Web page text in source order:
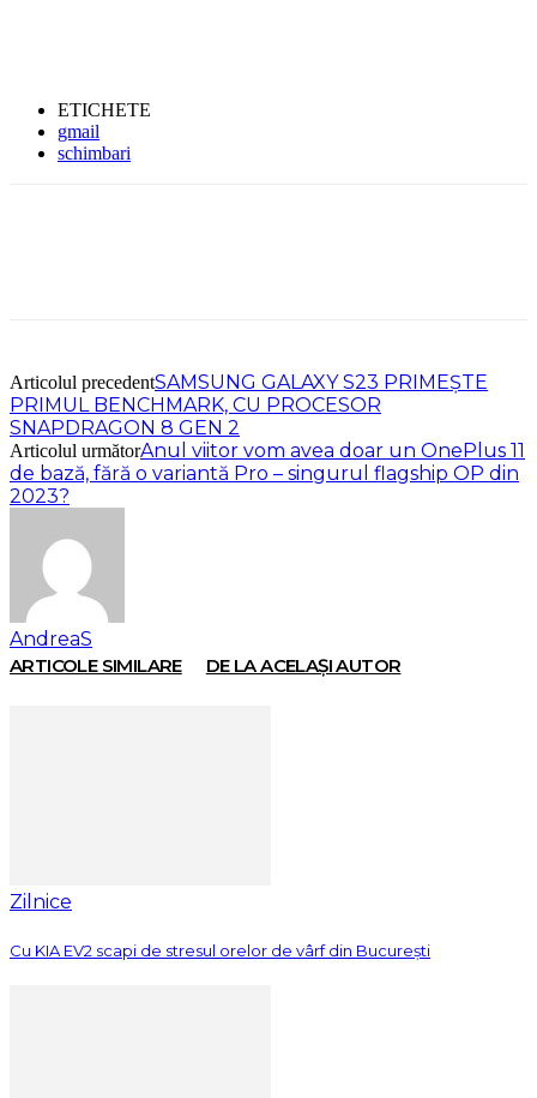
ETICHETE
gmail
schimbari
Articolul precedentSAMSUNG GALAXY S23 PRIMEŞTE
PRIMUL BENCHMARK, CU PROCESOR
SNAPDRAGON 8 GEN 2
Articolul următorAnul viitor vom avea doar un OnePlus 11
de bază, fără o variantă Pro – singurul flagship OP din
2023?
AndreaS
ARTICOLE SIMILARE
DE LA ACELAȘI AUTOR
Zilnice
Cu KIA EV2 scapi de stresul orelor de vârf din București